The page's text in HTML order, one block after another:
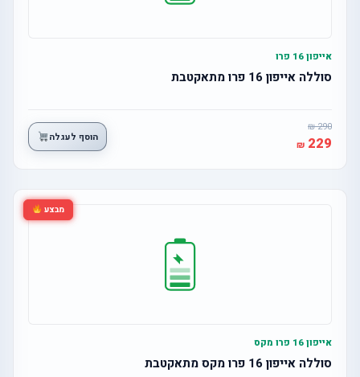
אייפון 16 פרו
סוללה אייפון 16 פרו מתאקטבת
290
229 הוסף לעגלה
מבצע
אייפון 16 פרו מקס
סוללה אייפון 16 פרו מקס מתאקטבת